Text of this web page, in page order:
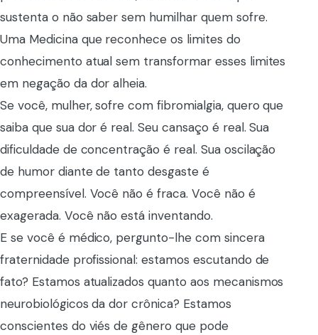
sustenta o não saber sem humilhar quem sofre.
Uma Medicina que reconhece os limites do
conhecimento atual sem transformar esses limites
em negação da dor alheia.
Se você, mulher, sofre com fibromialgia, quero que
saiba que sua dor é real. Seu cansaço é real. Sua
dificuldade de concentração é real. Sua oscilação
de humor diante de tanto desgaste é
compreensível. Você não é fraca. Você não é
exagerada. Você não está inventando.
E se você é médico, pergunto-lhe com sincera
fraternidade profissional: estamos escutando de
fato? Estamos atualizados quanto aos mecanismos
neurobiológicos da dor crônica? Estamos
conscientes do viés de gênero que pode